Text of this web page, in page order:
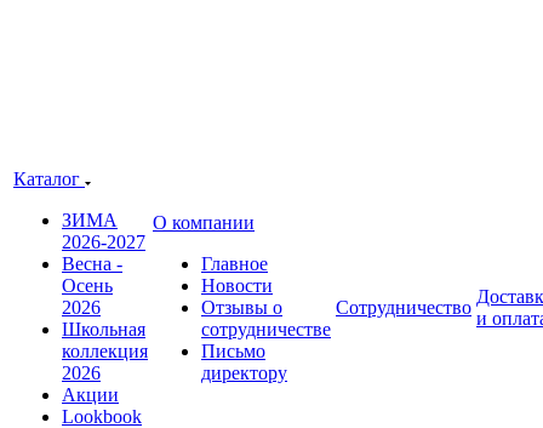
Каталог
ЗИМА
2026-2027
Весна -
Осень
2026
Школьная
коллекция
2026
Акции
Lookbook
О компании
Главное
Новости
Отзывы о
сотрудничестве
Письмо
директору
Сотрудничество
и